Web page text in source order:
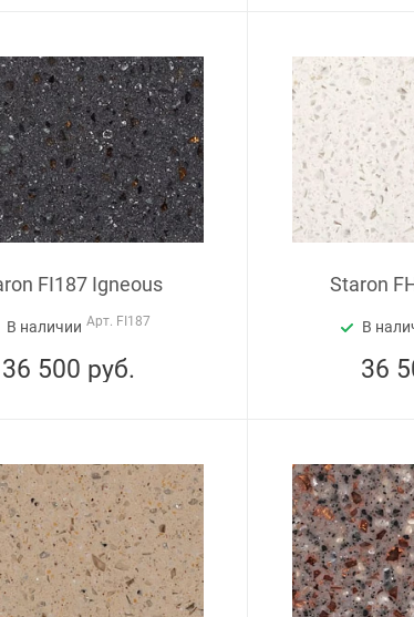
FI187 Igneous
В наличии Арт. FI187
36 500 руб.
Staron
В
36